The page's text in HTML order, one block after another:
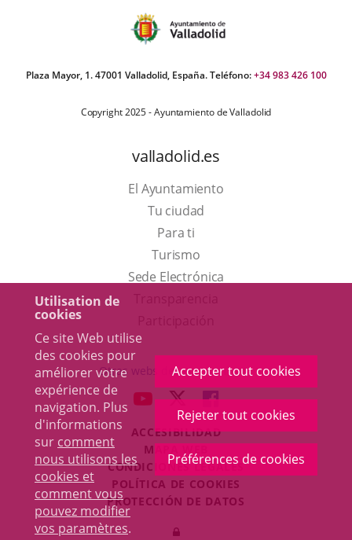
Utilisation de
cookies
Ce site Web utilise
des cookies pour
améliorer votre
expérience de
navigation. Plus
d'informations
sur comment
nous utilisons les
cookies et
comment vous
pouvez modifier
vos paramètres.
Accepter tout cookies
Rejeter tout cookies
Préférences de cookies
Plaza Mayor, 1. 47001 Valladolid, España. Teléfono:+34 983 426 100
Copyright 2025 - Ayuntamiento de Valladolid
valladolid.es
El Ayuntamiento
Tu ciudad
Para ti
TurismoEste
enlace
una
ventana
nueva.
Sede Electrónica
externa.
Otras webs del ayuntamiento
ENLACE
UNA
APLICACIÓN
EXTERNA.
ENLACE
A
UNA
APLICACIÓN
EXTERNA.
ENLACE
A
UNA
APLICACIÓN
EXTERNA.
ACCESIBILIDAD
MAPA WEB
CONDICIONES LEGALES
POLÍTICA DE COOKIES
PROTECCIÓN DE DATOS
Iniciar